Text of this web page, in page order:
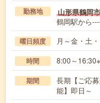
勤務地 山形県鶴岡市
鶴岡駅から
曜日頻度 月～金・土
時間 8:00～
期間
長期【ご応
能】即日～